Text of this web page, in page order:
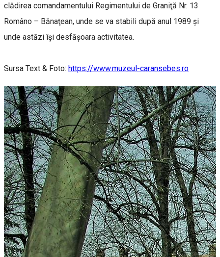
clădirea comandamentului Regimentului de Graniţă Nr. 13
Româno – Bănaţean, unde se va stabili după anul 1989 şi
unde astăzi îşi desfăşoara activitatea.
Sursa Text & Foto: https://www.muzeul-caransebes.ro